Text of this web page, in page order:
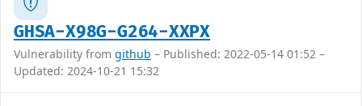
GHSA-X98G-G264-XXPX
Vulnerability from github – Published: 2022-05-14 01:52 –
Updated: 2024-10-21 15:32